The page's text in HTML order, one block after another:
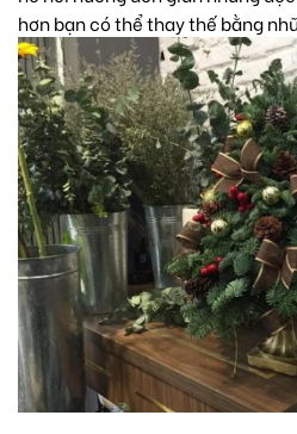
hơn bạn có thể thay thế bằng